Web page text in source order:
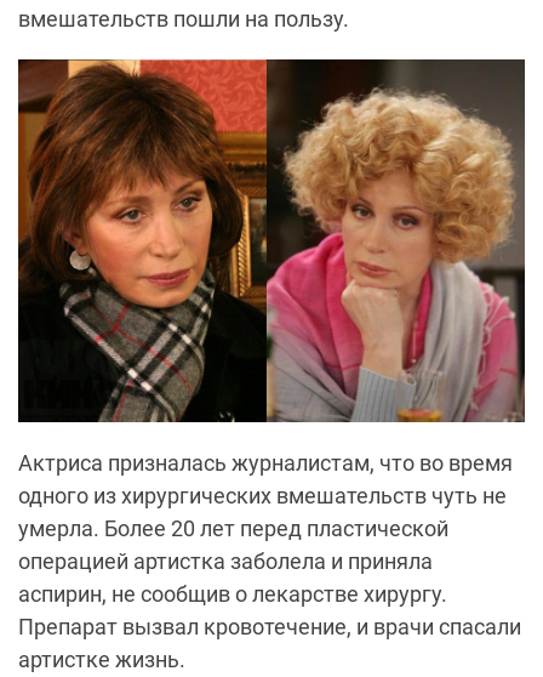
вмешательств пошли на пользу.
Актриса призналась журналистам, что во время
одного из хирургических вмешательств чуть не
умерла. Более 20 лет перед пластической
операцией артистка заболела и приняла
аспирин, не сообщив о лекарстве хирургу.
Препарат вызвал кровотечение, и врачи спасали
артистке жизнь.